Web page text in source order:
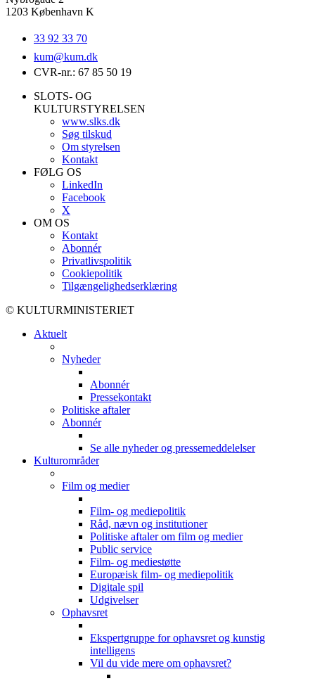
1203 København K
33 92 33 70
kum@kum.dk
CVR-nr.: 67 85 50 19
SLOTS- OG
KULTURSTYRELSEN
www.slks.dk
Søg tilskud
Om styrelsen
Kontakt
FØLG OS
LinkedIn
Facebook
X
OM OS
Kontakt
Abonnér
Privatlivspolitik
Cookiepolitik
Tilgængelighedserklæring
© KULTURMINISTERIET
Aktuelt
Nyheder
Abonnér
Pressekontakt
Politiske aftaler
Abonnér
Se alle nyheder og pressemeddelelser
Kulturområder
Film og medier
Film- og mediepolitik
Råd, nævn og institutioner
Politiske aftaler om film og medier
Public service
Film- og mediestøtte
Europæisk film- og mediepolitik
Digitale spil
Udgivelser
Ophavsret
Ekspertgruppe for ophavsret og kunstig
intelligens
Vil du vide mere om ophavsret?